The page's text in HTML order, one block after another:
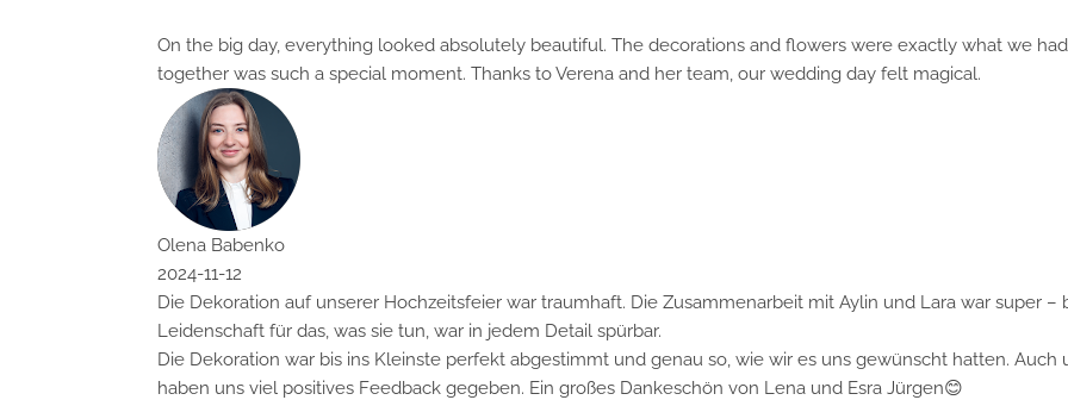
On the big day, everything looked absolutely beautiful. The decorations and flowers were exactly what we had
together was such a special moment. Thanks to Verena and her team, our wedding day felt magical.
Olena Babenko
2024-11-12
Die Dekoration auf unserer Hochzeitsfeier war traumhaft. Die Zusammenarbeit mit Aylin und Lara war super –
Leidenschaft für das, was sie tun, war in jedem Detail spürbar.
Die Dekoration war bis ins Kleinste perfekt abgestimmt und genau so, wie wir es uns gewünscht hatten. Auch
haben uns viel positives Feedback gegeben. Ein großes Dankeschön von Lena und Esra Jürgen😊